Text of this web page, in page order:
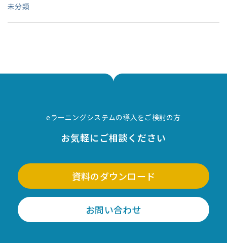
未分類
eラーニングシステムの導入をご検討の方
お気軽にご相談ください
資料のダウンロード
お問い合わせ